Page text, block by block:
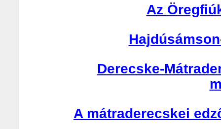
Az
Derecske-
A mátraderecskei